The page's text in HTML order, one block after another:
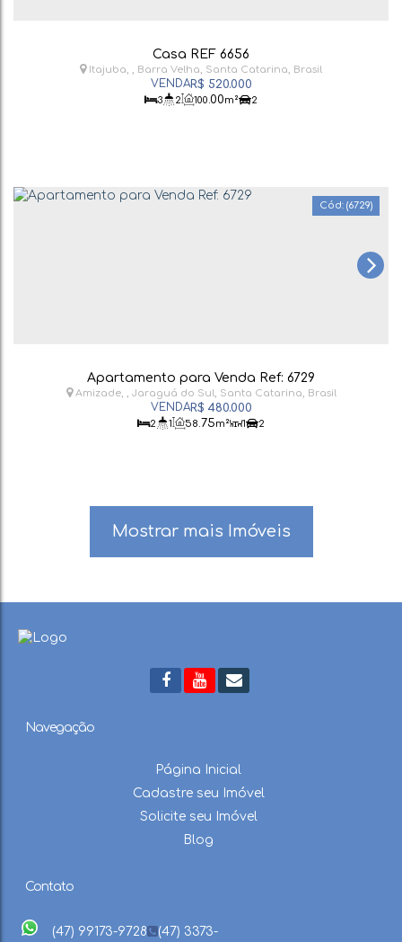
Casa REF 6656
R$ 520.000
Itajuba , Barra Velha, Santa Catarina, Brasil
3 2 100 .00m² 2
(6729)
Apartamento para Venda Ref: 6729
R$ 480.000
Amizade , Jaraguá do Sul, Santa Catarina, Brasil
2 1 58 .75m² 1 2
Mostrar mais Imóveis
Navegação
Página Inicial
Cadastre seu Imóvel
Solicite seu Imóvel
Blog
Contato
(47) 99173-9728 (47) 3373-